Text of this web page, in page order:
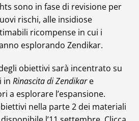
sono in fase di revisione per
rischi, alle insidiose
ricompense in cui i
esplorando Zendikar.
obiettivi sarà incentrato su
in Rinascita di Zendikare
a esplorare l’espansione.
nella parte 2 dei materiali